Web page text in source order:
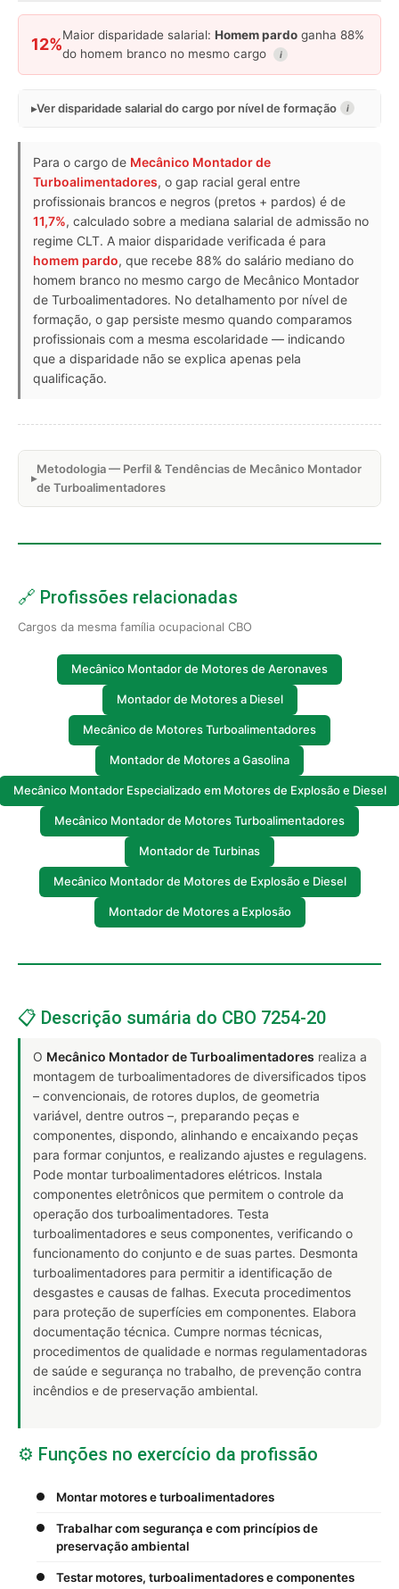
12%
Maior disparidade salarial: Homem pardo ganha 88%
do homem branco no mesmo cargo
i
Ver disparidade salarial do cargo por nível de formação i
Para o cargo de Mecânico Montador de
Turboalimentadores, o gap racial geral entre
profissionais brancos e negros (pretos + pardos) é de
11,7%, calculado sobre a mediana salarial de admissão no
regime CLT. A maior disparidade verificada é para
homem pardo, que recebe 88% do salário mediano do
homem branco no mesmo cargo de Mecânico Montador
de Turboalimentadores. No detalhamento por nível de
formação, o gap persiste mesmo quando comparamos
profissionais com a mesma escolaridade — indicando
que a disparidade não se explica apenas pela
qualificação.
Metodologia — Perfil & Tendências de Mecânico Montador
de Turboalimentadores
🔗 Profissões relacionadas
Cargos da mesma família ocupacional CBO
Mecânico Montador de Motores de Aeronaves
Montador de Motores a Diesel
Mecânico de Motores Turboalimentadores
Montador de Motores a Gasolina
Mecânico Montador Especializado em Motores de Explosão e Diesel
Mecânico Montador de Motores Turboalimentadores
Montador de Turbinas
Mecânico Montador de Motores de Explosão e Diesel
Montador de Motores a Explosão
📋 Descrição sumária do CBO 7254-20
O Mecânico Montador de Turboalimentadores realiza a
montagem de turboalimentadores de diversificados tipos
– convencionais, de rotores duplos, de geometria
variável, dentre outros –, preparando peças e
componentes, dispondo, alinhando e encaixando peças
para formar conjuntos, e realizando ajustes e regulagens.
Pode montar turboalimentadores elétricos. Instala
componentes eletrônicos que permitem o controle da
operação dos turboalimentadores. Testa
turboalimentadores e seus componentes, verificando o
funcionamento do conjunto e de suas partes. Desmonta
turboalimentadores para permitir a identificação de
desgastes e causas de falhas. Executa procedimentos
para proteção de superfícies em componentes. Elabora
documentação técnica. Cumpre normas técnicas,
procedimentos de qualidade e normas regulamentadoras
de saúde e segurança no trabalho, de prevenção contra
incêndios e de preservação ambiental.
⚙️ Funções no exercício da profissão
Montar motores e turboalimentadores
Trabalhar com segurança e com princípios de
preservação ambiental
Testar motores, turboalimentadores e componentes